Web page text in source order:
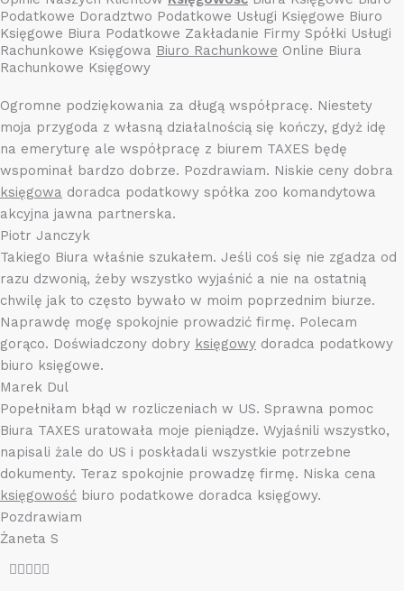
Podatkowe Doradztwo Podatkowe Usługi Księgowe Biuro
Księgowe Biura Podatkowe Zakładanie Firmy Spółki Usługi
Rachunkowe Księgowa Biuro Rachunkowe Online Biura
Rachunkowe Księgowy
Ogromne podziękowania za długą współpracę. Niestety
moja przygoda z własną działalnością się kończy, gdyż idę
na emeryturę ale współpracę z biurem TAXES będę
wspominał bardzo dobrze. Pozdrawiam. Niskie ceny dobra
księgowa doradca podatkowy spółka zoo komandytowa
akcyjna jawna partnerska.
Piotr Janczyk
Takiego Biura właśnie szukałem. Jeśli coś się nie zgadza od
razu dzwonią, żeby wszystko wyjaśnić a nie na ostatnią
chwilę jak to często bywało w moim poprzednim biurze.
Naprawdę mogę spokojnie prowadzić firmę. Polecam
gorąco. Doświadczony dobry księgowy doradca podatkowy
biuro księgowe.
Marek Dul
Popełniłam błąd w rozliczeniach w US. Sprawna pomoc
Biura TAXES uratowała moje pieniądze. Wyjaśnili wszystko,
napisali żale do US i poskładali wszystkie potrzebne
dokumenty. Teraz spokojnie prowadzę firmę. Niska cena
księgowość biuro podatkowe doradca księgowy.
Pozdrawiam
Żaneta S
